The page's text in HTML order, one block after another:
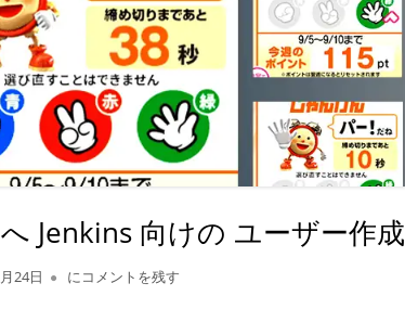
Jenkins 向けの ユーザー作成
24日 GitHub へ Jenkins 向けの ユーザー作成
にコメントを残す